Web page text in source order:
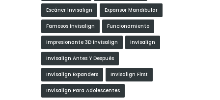
Escáner Invisalign Expansor Mandibular
Famosos Invisalign Funcionamiento
Impresionante 3D Invisalign Invisalign
Invisalign Antes Y Después
Invisalign Expanders Invisalign First
Invisalign Para Adolescentes